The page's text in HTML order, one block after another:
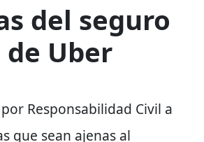
del seguro
Uber
Responsabilidad Civil a
que sean ajenas al